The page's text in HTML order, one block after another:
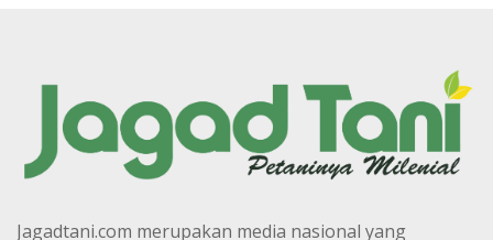
Jagadtani.com merupakan media nasional yang